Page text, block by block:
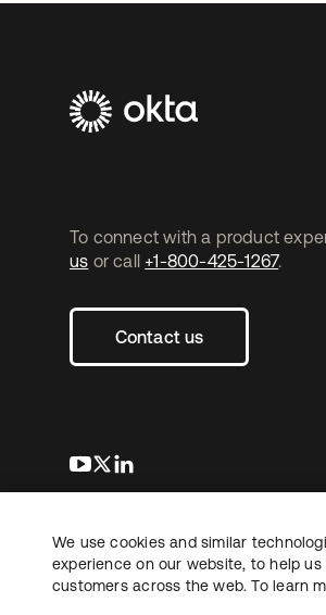
To connect with a product
us or call +1-800-425-1267.
Contact us
s’ouvre dans un nouvel onglet
s’ouvre dans un nouvel
Copyright © 2026 Okta. Tous droits
réservés.
We use cookies and similar
experience on our website, to help
customers across the web. To learn